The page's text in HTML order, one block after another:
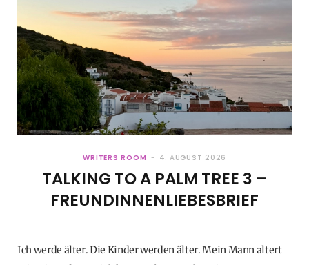
WRITERS ROOM 4. AUGUST 2026
TALKING TO A PALM TREE 3 –
FREUNDINNENLIEBESBRIEF
Ich werde älter. Die Kinder werden älter. Mein Mann altert